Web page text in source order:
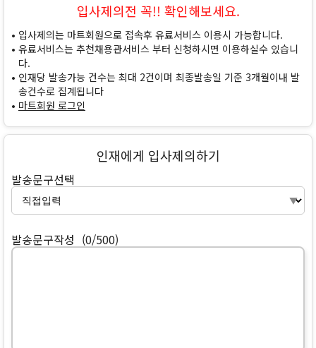
입사제의전 꼭!! 확인해보세요.
입사제의는 마트회원으로 접속후 유료서비스 이용시 가능합니다.
유료서비스는 추천채용관서비스 부터 신청하시면 이용하실수 있습니
다.
인재당 발송가능 건수는 최대 2건이며 최종발송일 기준 3개월이내 발
송건수로 집계됩니다
마트회원 로그인
인재에게 입사제의하기
발송문구선택
발송문구작성 (0/500)